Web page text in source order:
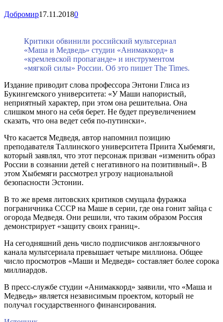
Добромир17.11.20180
Критики обвинили российский мультсериал
«Маша и Медведь» студии «Анимаккорд» в
«кремлевской пропаганде» и инструментом
«мягкой силы» России. Об это пишет The Times.
Издание приводит слова профессора Энтони Глиса из
Букингемского университета: «У Маши напористый,
неприятный характер, при этом она решительна. Она
слишком много на себя берет. Не будет преувеличением
сказать, что она ведет себя по-путински».
Что касается Медведя, автор напомнил позицию
преподавателя Таллинского университета Приита Хыбемяги,
который заявлял, что этот персонаж призван «изменить образ
России в сознании детей с негативного на позитивный». В
этом Хыбемяги рассмотрел угрозу национальной
безопасности Эстонии.
В то же время литовских критиков смущала фуражка
пограничника СССР на Маше в серии, где она гонит зайца с
огорода Медведя. Они решили, что таким образом Россия
демонстрирует «защиту своих границ».
На сегодняшний день число подписчиков англоязычного
канала мультсериала превышает четыре миллиона. Общее
число просмотров «Маши и Медведя» составляет более сорока
миллиардов.
В пресс-службе студии «Анимаккорд» заявили, что «Маша и
Медведь» является независимым проектом, который не
получал государственного финансирования.